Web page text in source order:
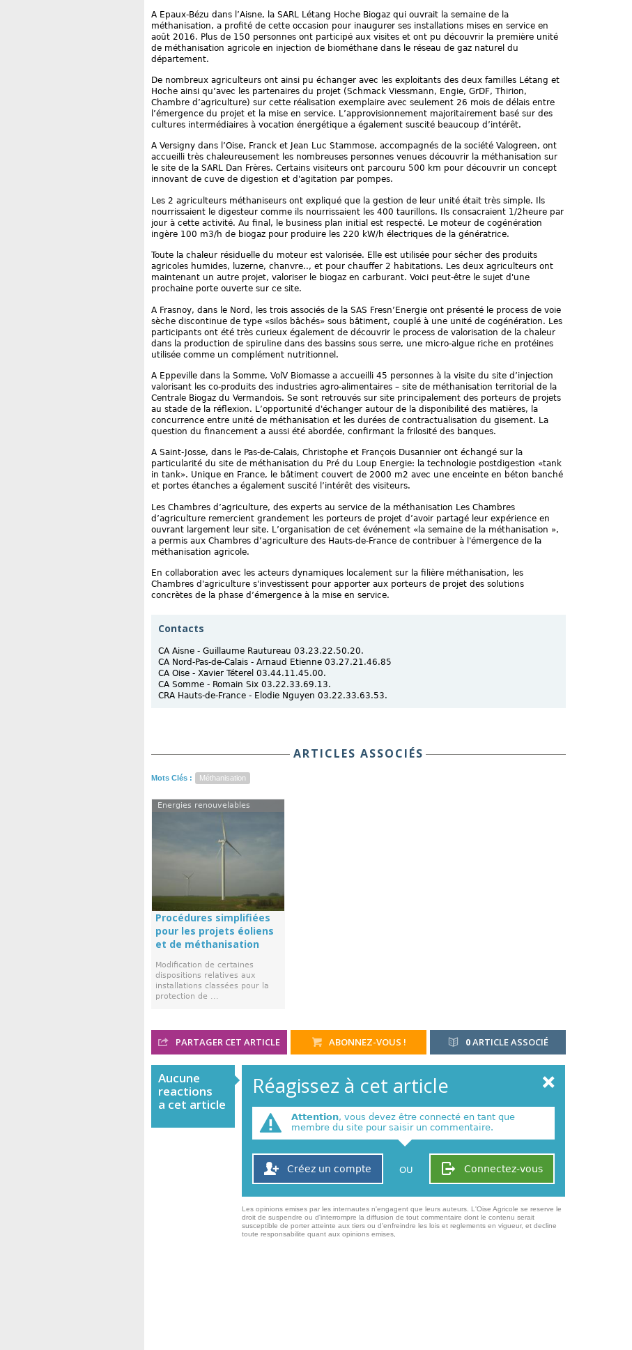
A Epaux-Bézu dans l’Aisne, la SARL Létang Hoche Biogaz qui ouvrait la semaine de la
méthanisation, a profité de cette occasion pour inaugurer ses installations mises en service en
août 2016. Plus de 150 personnes ont participé aux visites et ont pu découvrir la première unité
de méthanisation agricole en injection de biométhane dans le réseau de gaz naturel du
département.
De nombreux agriculteurs ont ainsi pu échanger avec les exploitants des deux familles Létang et
Hoche ainsi qu’avec les partenaires du projet (Schmack Viessmann, Engie, GrDF, Thirion,
Chambre d’agriculture) sur cette réalisation exemplaire avec seulement 26 mois de délais entre
l’émergence du projet et la mise en service. L’approvisionnement majoritairement basé sur des
cultures intermédiaires à vocation énergétique a également suscité beaucoup d’intérêt.
A Versigny dans l’Oise, Franck et Jean Luc Stammose, accompagnés de la société Valogreen, ont
accueilli très chaleureusement les nombreuses personnes venues découvrir la méthanisation sur
le site de la SARL Dan Frères. Certains visiteurs ont parcouru 500 km pour découvrir un concept
innovant de cuve de digestion et d'agitation par pompes.
Les 2 agriculteurs méthaniseurs ont expliqué que la gestion de leur unité était très simple. Ils
nourrissaient le digesteur comme ils nourrissaient les 400 taurillons. Ils consacraient 1/2heure par
jour à cette activité. Au final, le business plan initial est respecté. Le moteur de cogénération
ingère 100 m3/h de biogaz pour produire les 220 kW/h électriques de la génératrice.
Toute la chaleur résiduelle du moteur est valorisée. Elle est utilisée pour sécher des produits
agricoles humides, luzerne, chanvre.., et pour chauffer 2 habitations. Les deux agriculteurs ont
maintenant un autre projet, valoriser le biogaz en carburant. Voici peut-être le sujet d'une
prochaine porte ouverte sur ce site.
A Frasnoy, dans le Nord, les trois associés de la SAS Fresn’Energie ont présenté le process de voie
sèche discontinue de type «silos bâchés» sous bâtiment, couplé à une unité de cogénération. Les
participants ont été très curieux également de découvrir le process de valorisation de la chaleur
dans la production de spiruline dans des bassins sous serre, une micro-algue riche en protéines
utilisée comme un complément nutritionnel.
A Eppeville dans la Somme, VolV Biomasse a accueilli 45 personnes à la visite du site d’injection
valorisant les co-produits des industries agro-alimentaires – site de méthanisation territorial de la
Centrale Biogaz du Vermandois. Se sont retrouvés sur site principalement des porteurs de projets
au stade de la réflexion. L’opportunité d'échanger autour de la disponibilité des matières, la
concurrence entre unité de méthanisation et les durées de contractualisation du gisement. La
question du financement a aussi été abordée, confirmant la frilosité des banques.
A Saint-Josse, dans le Pas-de-Calais, Christophe et François Dusannier ont échangé sur la
particularité du site de méthanisation du Pré du Loup Energie: la technologie postdigestion «tank
in tank». Unique en France, le bâtiment couvert de 2000 m2 avec une enceinte en béton banché
et portes étanches a également suscité l’intérêt des visiteurs.
Les Chambres d’agriculture, des experts au service de la méthanisation Les Chambres
d’agriculture remercient grandement les porteurs de projet d’avoir partagé leur expérience en
ouvrant largement leur site. L’organisation de cet événement «la semaine de la méthanisation »,
a permis aux Chambres d’agriculture des Hauts-de-France de contribuer à l'émergence de la
méthanisation agricole.
En collaboration avec les acteurs dynamiques localement sur la filière méthanisation, les
Chambres d'agriculture s'investissent pour apporter aux porteurs de projet des solutions
concrètes de la phase d’émergence à la mise en service.
Contacts
CA Aisne - Guillaume Rautureau 03.23.22.50.20.
CA Nord-Pas-de-Calais - Arnaud Etienne 03.27.21.46.85
CA Oise - Xavier Téterel 03.44.11.45.00.
CA Somme - Romain Six 03.22.33.69.13.
CRA Hauts-de-France - Elodie Nguyen 03.22.33.63.53.
ARTICLES ASSOCIÉS
Mots Clés : Méthanisation
Energies renouvelables
Procédures simplifiées
pour les projets éoliens
et de méthanisation
Modification de certaines
dispositions relatives aux
installations classées pour la
protection de ...
0ARTICLE ASSOCIÉ
PARTAGER CET ARTICLE ABONNEZ-VOUS !
Aucune
reactions
a cet article
Réagissez à cet article
Attention, vous devez être connecté en tant que
membre du site pour saisir un commentaire.
Connectez-vous
Créez un compte OU
Les opinions emises par les internautes n'engagent que leurs auteurs. L'Oise Agricole se reserve le
droit de suspendre ou d'interrompre la diffusion de tout commentaire dont le contenu serait
susceptible de porter atteinte aux tiers ou d'enfreindre les lois et reglements en vigueur, et decline
toute responsabilite quant aux opinions emises,